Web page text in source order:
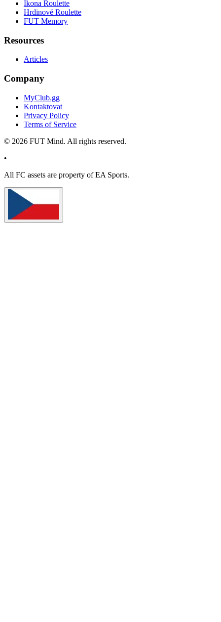
Ikona Roulette
Hrdinové Roulette
FUT Memory
Resources
Articles
Company
MyClub.gg
Kontaktovat
Privacy Policy
Terms of Service
© 2026 FUT Mind. All rights reserved.
•
All FC assets are property of EA Sports.